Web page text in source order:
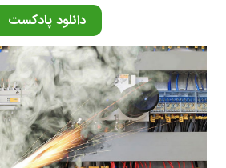
دانلود پادکست